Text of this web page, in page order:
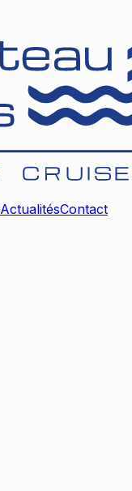
ActualitésContact